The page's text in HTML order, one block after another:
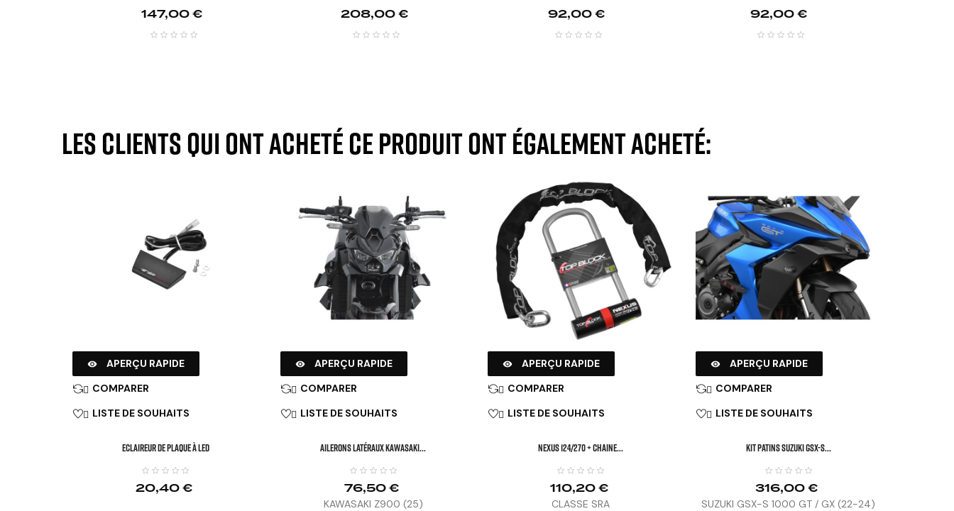
Prix
147,00 € Prix
208,00 € Prix
92,00 € Prix
92,00 €
Les clients qui ont acheté ce produit ont également acheté:
 APERÇU RAPIDE
 COMPARER
 LISTE DE SOUHAITS
Eclaireur De Plaque À LED
20,40 €
 APERÇU RAPIDE
 COMPARER
 LISTE DE SOUHAITS
Ailerons Latéraux KAWASAKI...
76,50 €
KAWASAKI Z900 (25)
 APERÇU RAPIDE
 COMPARER
 LISTE DE SOUHAITS
NEXUS 124/270 + Chaine...
110,20 €
CLASSE SRA
 APERÇU RAPIDE
 COMPARER
 LISTE DE SOUHAITS
KIT PATINS SUZUKI GSX-S...
316,00 €
SUZUKI GSX-S 1000 GT / GX (22-24)